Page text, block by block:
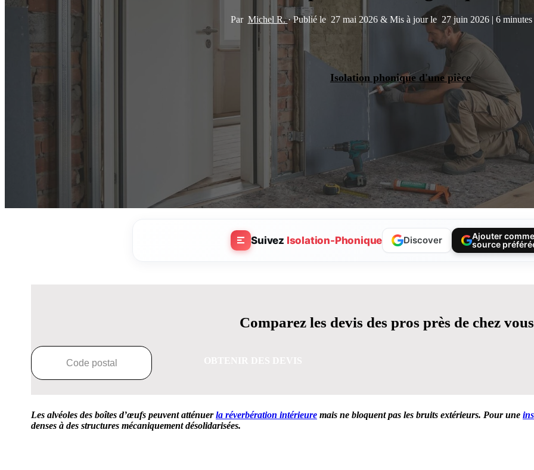
Par Michel R.· Publié le 27 mai 2026 & Mis à jour le 27 juin 2026 | 6
Isolation phonique d'une pièce
Suivez Isolation-Phonique Discover
Ajouter comme
source
Comparez les devis des pros près de chez
Les alvéoles des boîtes d’œufs peuvent atténuerla réverbération intérieure mais ne bloquent pas les bruits extérieurs. Pour une
denses à des structures mécaniquement désolidarisées.